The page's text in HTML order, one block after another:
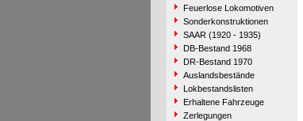
Feuerlose Lokomotiven
Sonderkonstruktionen
SAAR (1920 - 1935)
DB-Bestand 1968
DR-Bestand 1970
Auslandsbestände
Lokbestandslisten
Erhaltene Fahrzeuge
Zerlegungen